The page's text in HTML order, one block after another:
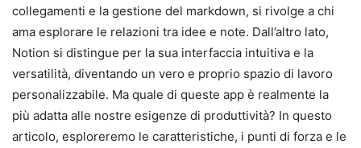
collegamenti e la gestione del markdown, si rivolge a chi
ama esplorare le relazioni tra idee e note. Dall’altro lato,
Notion si distingue per la sua interfaccia intuitiva e la
versatilità, diventando un vero e proprio spazio di lavoro
personalizzabile. Ma quale di queste app è realmente la
più adatta alle nostre esigenze di produttività? In questo
articolo, esploreremo le caratteristiche, i punti di forza e le